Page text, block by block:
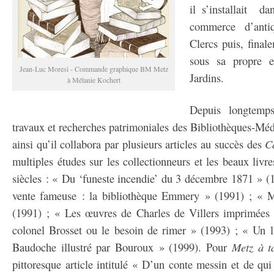
Jean-Luc Moresi - Commande graphique BM Metz
à Mélanie Kochert
il s’installait
commerce
Clercs puis,
sous sa propre
Jardins.
Depuis
travaux et recherches patrimoniales des Bibliothèques-
ainsi qu’il collabora par plusieurs articles au succès des
multiples études sur les collectionneurs et les beaux
siècles : « Du ‘funeste incendie’ du 3 décembre 1871 »
vente fameuse : la bibliothèque Emmery » (1991) ; «
(1991) ; « Les œuvres de Charles de Villers
colonel Brosset ou le besoin de rimer » (1993) ; « Un
Baudoche illustré par Bouroux » (1999). Pour Metz à
pittoresque article intitulé « D’un conte messin et de